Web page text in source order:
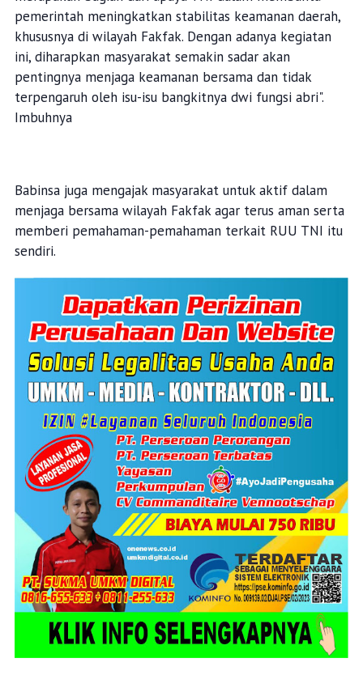
pemerintah meningkatkan stabilitas keamanan daerah,
khususnya di wilayah Fakfak. Dengan adanya kegiatan
ini, diharapkan masyarakat semakin sadar akan
pentingnya menjaga keamanan bersama dan tidak
terpengaruh oleh isu-isu bangkitnya dwi fungsi abri".
Imbuhnya
Babinsa juga mengajak masyarakat untuk aktif dalam
menjaga bersama wilayah Fakfak agar terus aman serta
memberi pemahaman-pemahaman terkait RUU TNI itu
sendiri.